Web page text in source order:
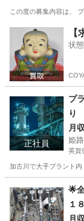
この度の募集内容は、
姫路市 夢
播磨高岡駅
状
正社員
プ
り
月
姫
英賀
加古川で大手プラント
その他
🌟
１
仕
月